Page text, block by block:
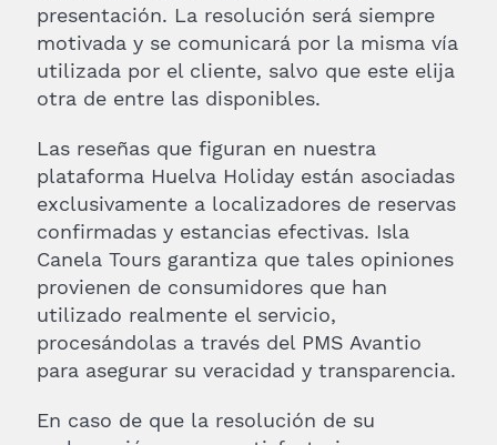
presentación. La resolución será siempre
motivada y se comunicará por la misma vía
utilizada por el cliente, salvo que este elija
otra de entre las disponibles.
Las reseñas que figuran en nuestra
plataforma Huelva Holiday están asociadas
exclusivamente a localizadores de reservas
confirmadas y estancias efectivas. Isla
Canela Tours garantiza que tales opiniones
provienen de consumidores que han
utilizado realmente el servicio,
procesándolas a través del PMS Avantio
para asegurar su veracidad y transparencia.
En caso de que la resolución de su